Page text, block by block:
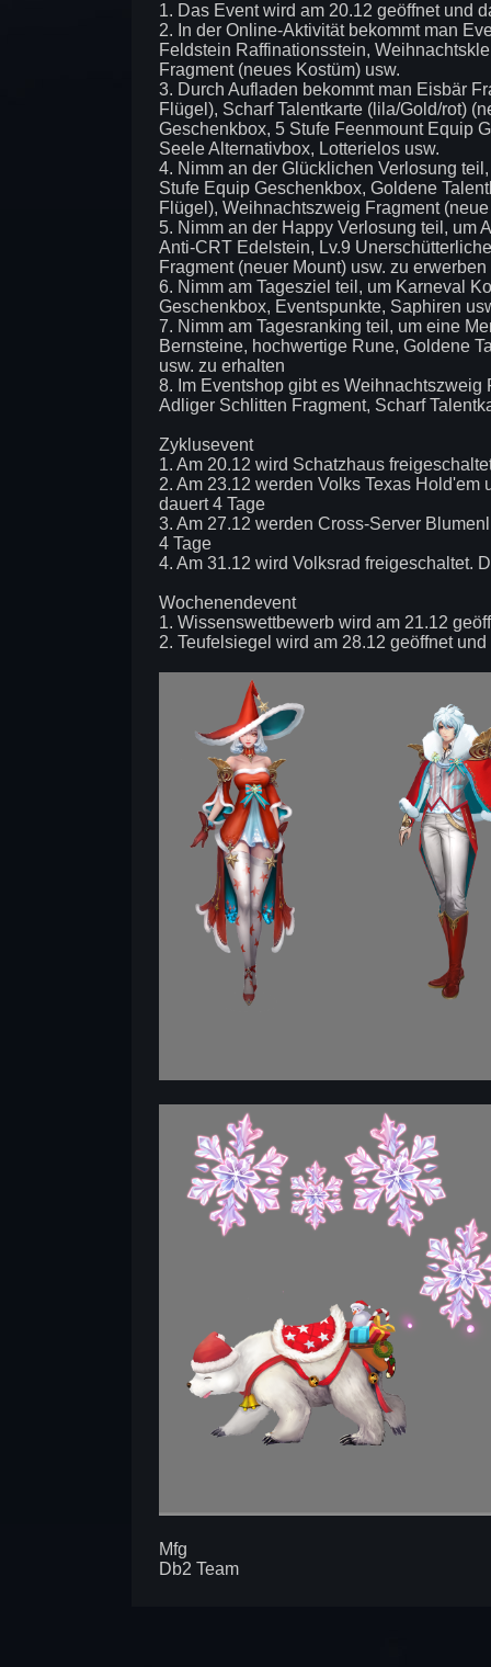
1. Das Event wird am 20.12 geöffnet und
2. In der Online-Aktivität bekommt man
Feldstein Raffinationsstein,
Fragment (neues Kostüm) usw.
3. Durch Aufladen bekommt man Eisbär
Flügel), Scharf Talentkarte (lila/Gold/rot)
Geschenkbox, 5 Stufe Feenmount Equip
Seele Alternativbox, Lotterielos usw.
4. Nimm an der Glücklichen Verlosung
Stufe Equip Geschenkbox, Goldene
Flügel), Weihnachtszweig Fragment
5. Nimm an der Happy Verlosung teil, um
Anti-CRT Edelstein, Lv.9
Fragment (neuer Mount) usw. zu erwerben
6. Nimm am Tagesziel teil, um Karneval
Geschenkbox, Eventspunkte, Saphiren
7. Nimm am Tagesranking teil, um eine
Bernsteine, hochwertige Rune, Goldene
usw. zu erhalten
8. Im Eventshop gibt es
Adliger Schlitten Fragment, Scharf
Zyklusevent
1. Am 20.12 wird Schatzhaus
2. Am 23.12 werden Volks Texas
dauert 4 Tage
3. Am 27.12 werden Cross-Server
4 Tage
4. Am 31.12 wird Volksrad freigeschaltet.
Wochenendevent
1. Wissenswettbewerb wird am 21.12
2. Teufelsiegel wird am 28.12 geöffnet und
Mfg
Db2 Team